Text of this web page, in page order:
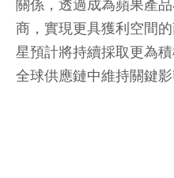
關係，透過成為蘋果產
商，實現更具獲利空間
星預計將持續採取更為
全球供應鏈中維持關鍵影